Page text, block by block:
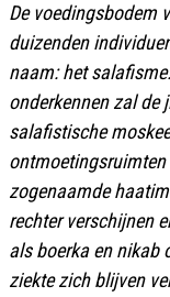
De voedingsbodem
duizenden
naam: het
onderkennen zal de
salafistische
zogenaamde
rechter verschijnen
als boerka en nikab
ziekte zich blijven